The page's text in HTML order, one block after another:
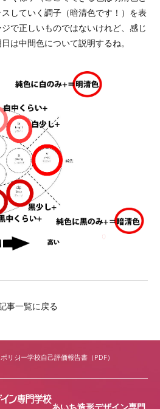
イトマップ
ジタルパンフ
在学生の保護者の方へ
していく調子（暗清色です！）を表
で正しいものではないけれど、感じ
は中間色について説明するね。
事一覧に戻る
あいち造形デザイン専門
リシー学校自己評価報告書（PDF）